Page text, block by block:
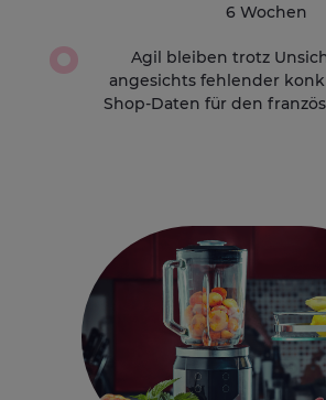
6 Wochen
Agil bleiben trotz
angesichts fehlender
Shop-Daten für den